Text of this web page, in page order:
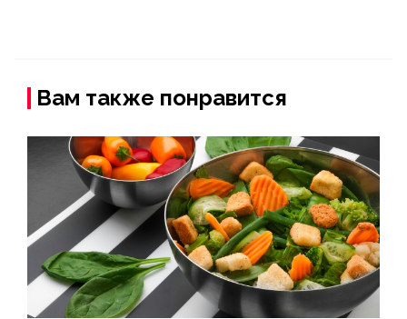
Вам также понравится